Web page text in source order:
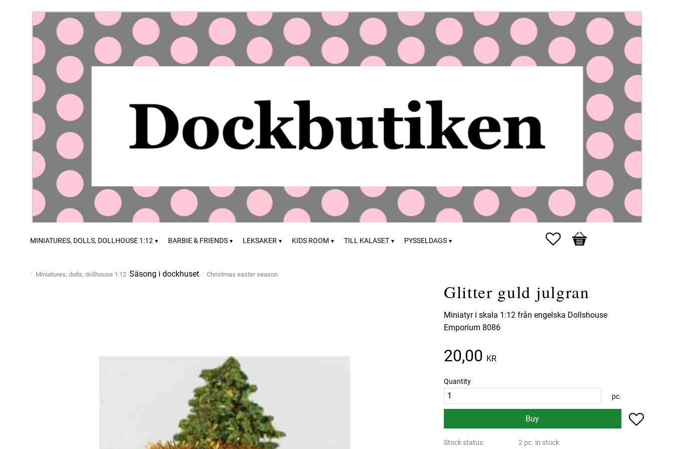
MINIATURES, DOLLS, DOLLHOUSE 1:12 BARBIE & FRIENDS LEKSAKER KIDS ROOM TILL KALASET PYSSELDAGS Favorites
Basket
Miniatures, dolls, dollhouse 1:12 Säsong i dockhuset Christmas easter season
Glitter guld julgran
Miniatyr i skala 1:12 från engelska Dollshouse
Emporium 8086
20,00 KR
Quantity
pc.
Buy Add to
Stock status 2 pc. in stock